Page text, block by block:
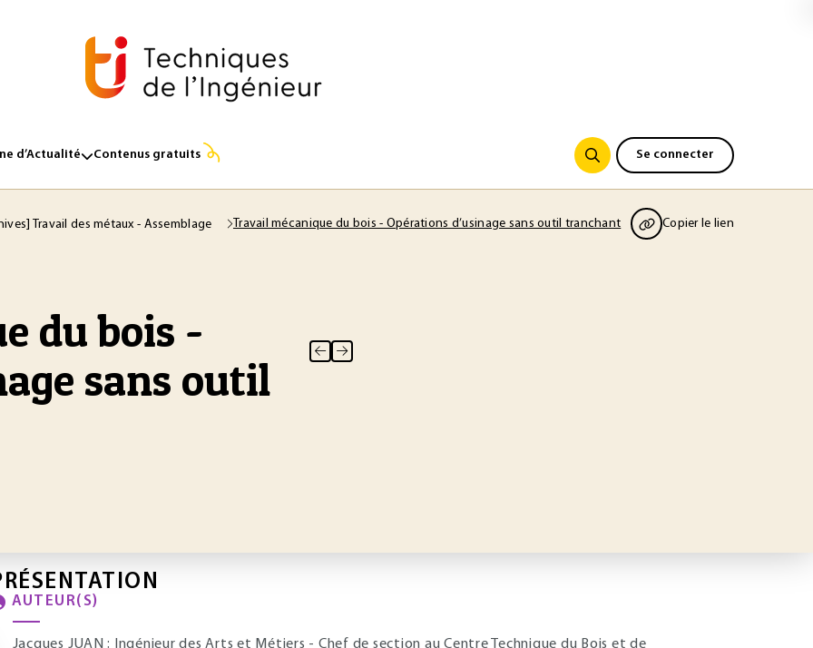
d’Actualité Contenus gratuits Se connecter
Travail des métaux - Assemblage Travail mécanique du bois - Opérations d’usinage sans outil tranchant Copier le lien
du bois -
sans outil
AUTEUR(S)
Jacques JUAN : Ingénieur des Arts et Métiers - Chef de section au Centre Technique du Bois et de